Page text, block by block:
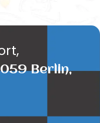
Berlin,